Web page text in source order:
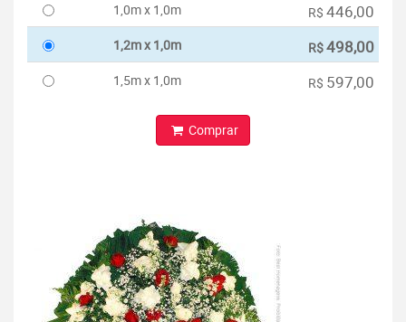
1,0m x 1,0m
R$ 446,00
1,2m x 1,0m R$498,00
1,5m x 1,0m R$ 597,00
Comprar